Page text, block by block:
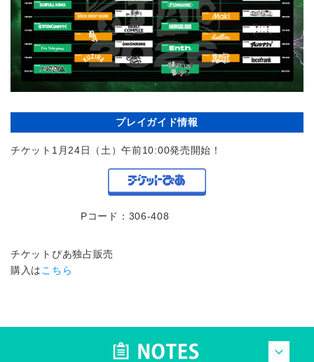
プレイガイド情報
チケット1月24日（土）午前10:00発売開始！
Pコード：306-408
チケットぴあ独占販売
購入は こちら